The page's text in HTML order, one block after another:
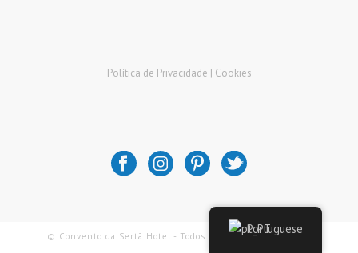
Política de Privacidade | Cookies
© Convento da Sertã Hotel - Todos os Direitos Reservados
Portuguese